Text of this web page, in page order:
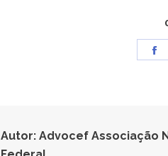
Autor: Advocef Associação